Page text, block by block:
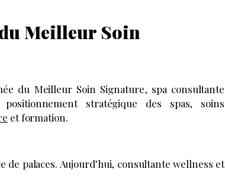
Meilleur Soin
du Meilleur Soin Signature, spa consultante
positionnement stratégique des spas, soins
et formation.
de palaces. Aujourd’hui, consultante wellness et